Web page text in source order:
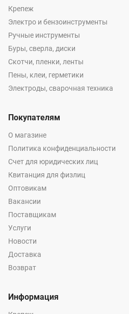
Крепеж
Электро и бензоинструменты
Ручные инструменты
Буры, сверла, диски
Скотчи, пленки, ленты
Пены, клеи, герметики
Электроды, сварочная техника
Покупателям
О магазине
Политика конфиденциальности
Счет для юридических лиц
Квитанция для физлиц
Оптовикам
Вакансии
Поставщикам
Услуги
Новости
Доставка
Возврат
Информация